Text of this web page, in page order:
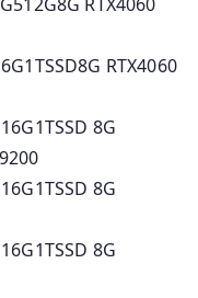
RTX4060
8G
8G
8G